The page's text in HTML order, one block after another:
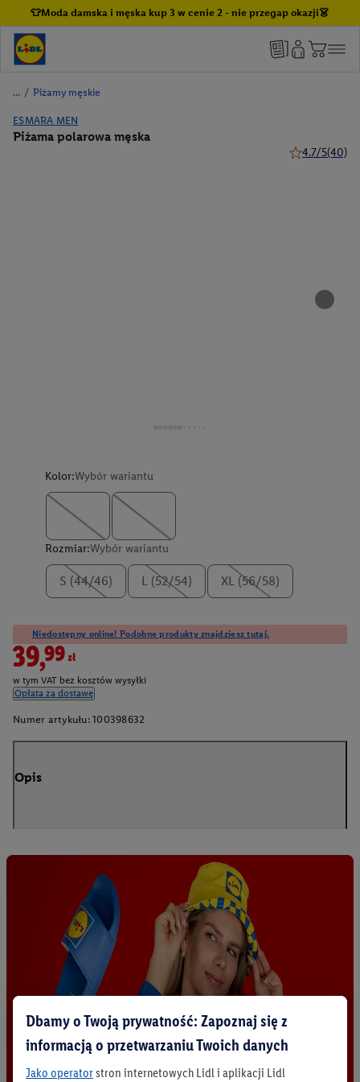
👕Moda damska i męska kup 3 w cenie 2 - nie przegap okazji👗
/ Piżamy męskie
ESMARA MEN
Piżama polarowa męska
4.7/5(40)
Kolor:Wybór wariantu
Rozmiar:Wybór wariantu
S (44/46) L (52/54) XL (56/58)
Niedostępny online! Podobne produkty znajdziesz tutaj.
39,99zł
w tym VAT bez kosztów wysyłki
Opłata za dostawę
Numer artykułu: 100398632
Opis
Dbamy o Twoją prywatność: Zapoznaj się z
informacją o przetwarzaniu Twoich danych
Jako operatorstron internetowych Lidl i aplikacji Lidl